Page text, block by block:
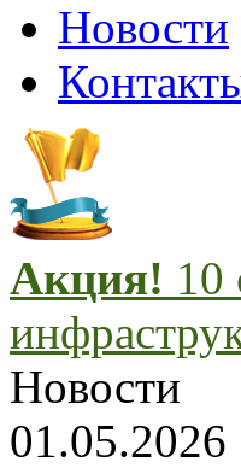
Новости
Акция! 10
Новости
01.05.2026